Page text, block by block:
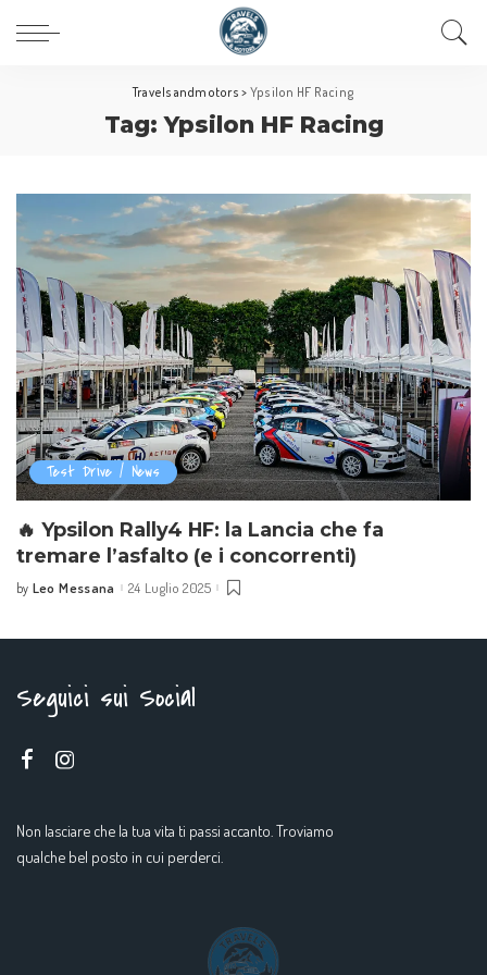
Travelsandmotors > Ypsilon HF Racing
Tag:Ypsilon HF Racing
Test Drive / News
🔥 Ypsilon Rally4 HF: la Lancia che fa
tremare l’asfalto (e i concorrenti)
by Leo Messana 24 Luglio 2025
Seguici sui Social
Non lasciare che la tua vita ti passi accanto. Troviamo
qualche bel posto in cui perderci.